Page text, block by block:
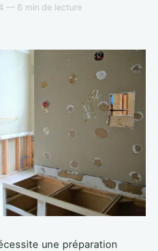
— 6 min de lecture
une préparation